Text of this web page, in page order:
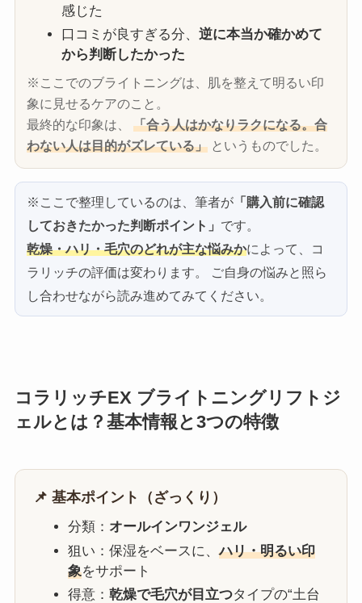
感じた
口コミが良すぎる分、逆に本当か確かめて
から判断したかった
※ここでのブライトニングは、肌を整えて明るい印
象に見せるケアのこと。
最終的な印象は、 「合う人はかなりラクになる。合
わない人は目的がズレている」というものでした。
※ここで整理しているのは、筆者が「購入前に確認
しておきたかった判断ポイント」 です。
乾燥・ハリ・毛穴のどれが主な悩みかによって、コ
ラリッチの評価は変わります。 ご自身の悩みと照ら
し合わせながら読み進めてみてください。
コラリッチEX ブライトニングリフトジ
ェルとは？基本情報と3つの特徴
📌 基本ポイント（ざっくり）
分類： オールインワンジェル
狙い：保湿をベースに、ハリ・明るい印
象をサポート
得意：乾燥で毛穴が目立つタイプの“土台